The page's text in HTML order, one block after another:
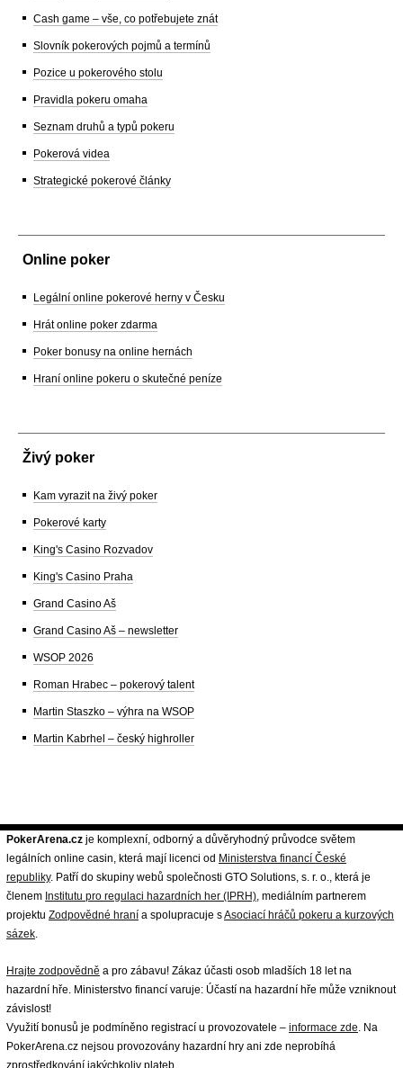
Cash game – vše, co potřebujete znát
Slovník pokerových pojmů a termínů
Pozice u pokerového stolu
Pravidla pokeru omaha
Seznam druhů a typů pokeru
Pokerová videa
Strategické pokerové články
Online poker
Legální online pokerové herny v Česku
Hrát online poker zdarma
Poker bonusy na online hernách
Hraní online pokeru o skutečné peníze
Živý poker
Kam vyrazit na živý poker
Pokerové karty
King's Casino Rozvadov
King's Casino Praha
Grand Casino Aš
Grand Casino Aš – newsletter
WSOP 2026
Roman Hrabec – pokerový talent
Martin Staszko – výhra na WSOP
Martin Kabrhel – český highroller
PokerArena.cz je komplexní, odborný a důvěryhodný průvodce světem
legálních online casin, která mají licenci od Ministerstva financí České
republiky. Patří do skupiny webů společnosti GTO Solutions, s. r. o., která je
členem Institutu pro regulaci hazardních her (IPRH), mediálním partnerem
projektu Zodpovědné hraní a spolupracuje sAsociací hráčů pokeru a kurzových
sázek.
Hrajte zodpovědně a pro zábavu! Zákaz účasti osob mladších 18 let na
hazardní hře. Ministerstvo financí varuje: Účastí na hazardní hře může vzniknout
závislost!
Využití bonusů je podmíněno registrací u provozovatele – informace zde. Na
PokerArena.cz nejsou provozovány hazardní hry ani zde neprobíhá
zprostředkování jakýchkoliv plateb.